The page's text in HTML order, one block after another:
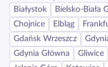
Białystok
Bielsko-Biała
Chojnice
Elbląg
Gdańsk Wrzeszcz
Gdynia Główna
Gliwice